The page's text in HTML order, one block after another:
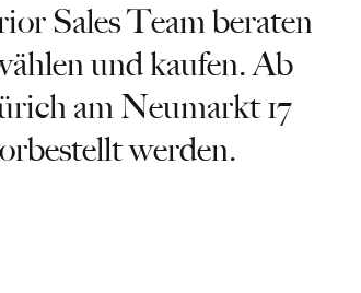
Sales Team beraten
und kaufen. Ab
am Neumarkt 17
werden.